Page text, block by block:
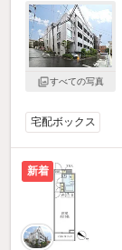
すべての写真
宅配ボックス
新着